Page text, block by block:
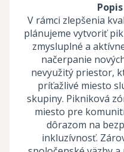
V rámci zlepšenia
plánujeme vytvoriť
zmysluplné a
načerpanie
nevyužitý priestor,
príťažlivé miesto
skupiny. Pikniková
miesto pre
dôrazom na
inkluzívnosť.